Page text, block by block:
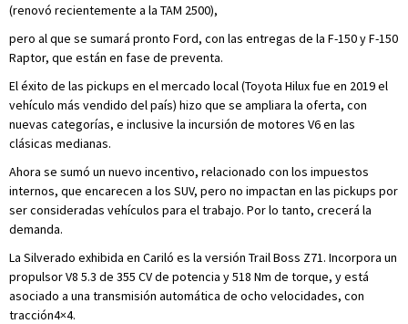
(renovó recientemente a la TAM 2500),
pero al que se sumará pronto Ford, con las entregas de la F-150 y F-150
Raptor, que están en fase de preventa.
El éxito de las pickups en el mercado local (Toyota Hilux fue en 2019 el
vehículo más vendido del país) hizo que se ampliara la oferta, con
nuevas categorías, e inclusive la incursión de motores V6 en las
clásicas medianas.
Ahora se sumó un nuevo incentivo, relacionado con los impuestos
internos, que encarecen a los SUV, pero no impactan en las pickups por
ser consideradas vehículos para el trabajo. Por lo tanto, crecerá la
demanda.
La Silverado exhibida en Cariló es la versión Trail Boss Z71. Incorpora un
propulsor V8 5.3 de 355 CV de potencia y 518 Nm de torque, y está
asociado a una transmisión automática de ocho velocidades, con
tracción4×4.